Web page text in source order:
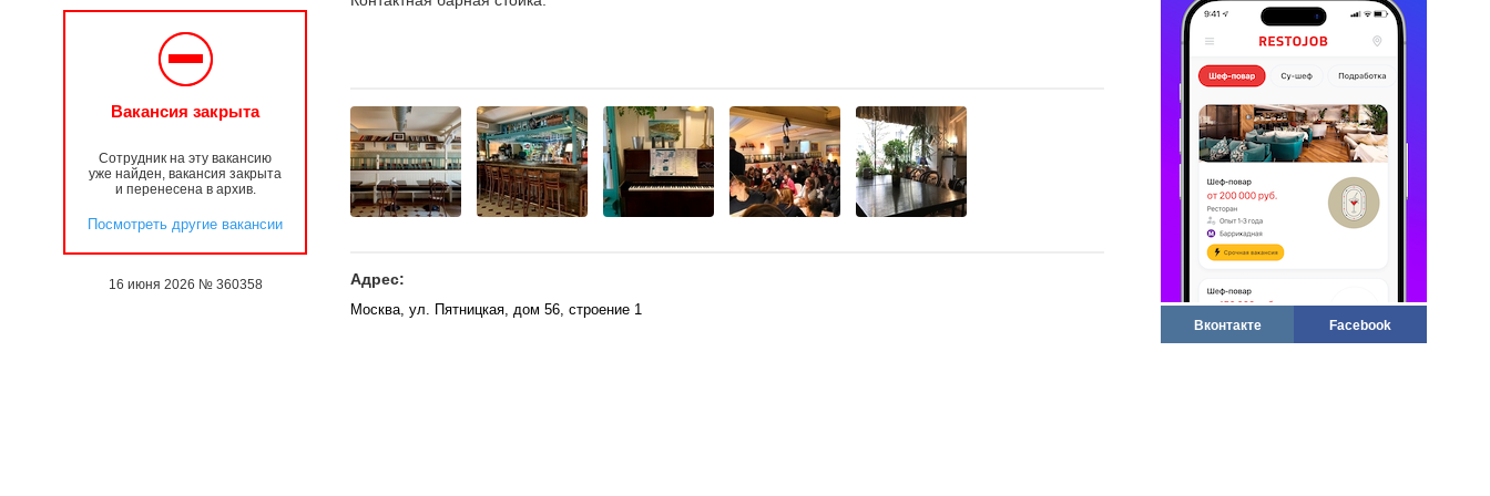
Вконтакте Facebook
Вакансия закрыта
Сотрудник на эту вакансию
уже найден, вакансия закрыта
и перенесена в архив.
Посмотреть другие вакансии
16 июня 2026 № 360358 Адрес:
Москва, ул. Пятницкая, дом 56, строение 1